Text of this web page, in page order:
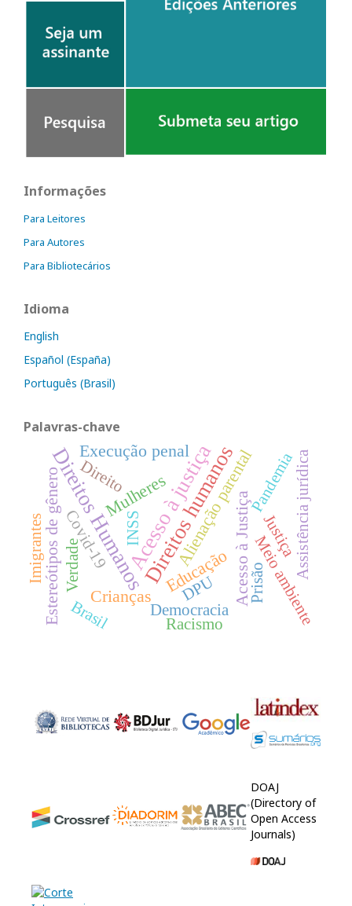
Informações
Para Leitores
Para Autores
Para Bibliotecários
Idioma
English
Español (España)
Português (Brasil)
Palavras-chave
Acesso à justiça
Direitos HumanosDireitos humanos
Mulheres
Execução penalAlienação parental
Estereótipos de gênero Crianças
EducaçãoAcesso à Justiça
Direito Pandemia
Covid-19
Democracia Meio ambiente
Verdade DPU
Racismo
Prisão
INSS
Brasil
Imigrantes Assistência jurídica
Justiça
DOAJ
(Directory of
Open Access
Journals)